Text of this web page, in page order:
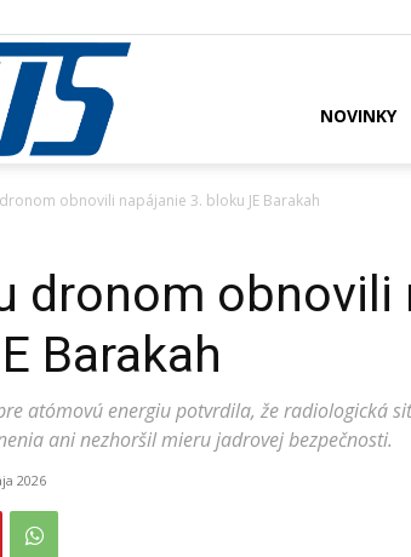
NOVINKY
obnovili napájanie 3. bloku JE Barakah
dronom obnovili
Barakah
atómovú energiu potvrdila, že radiologická
ani nezhoršil mieru jadrovej bezpečnosti.
2026